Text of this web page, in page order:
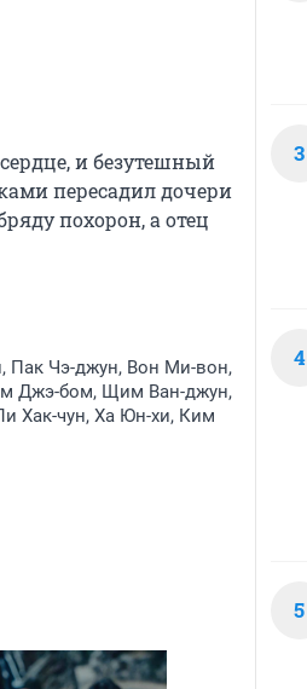
и безутешный
пересадил дочери
похорон, а отец
Пак Чэ-джун, Вон Ми-вон,
Джэ-бом, Щим Ван-джун,
Хак-чун, Ха Юн-хи, Ким
3
4
5